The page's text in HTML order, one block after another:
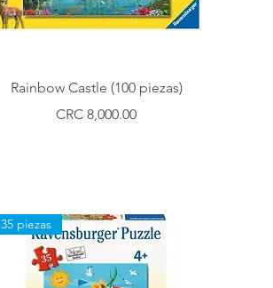
Vista rápida
Rainbow Castle (100 piezas)
Precio
CRC 8,000.00
35 piezas